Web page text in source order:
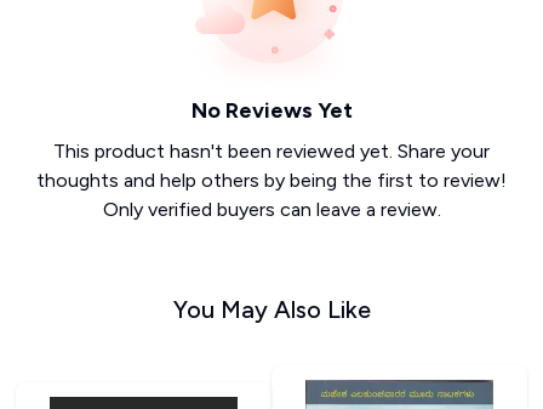
No Reviews Yet
This product hasn't been reviewed yet. Share your
thoughts and help others by being the first to review!
Only verified buyers can leave a review.
You May Also Like